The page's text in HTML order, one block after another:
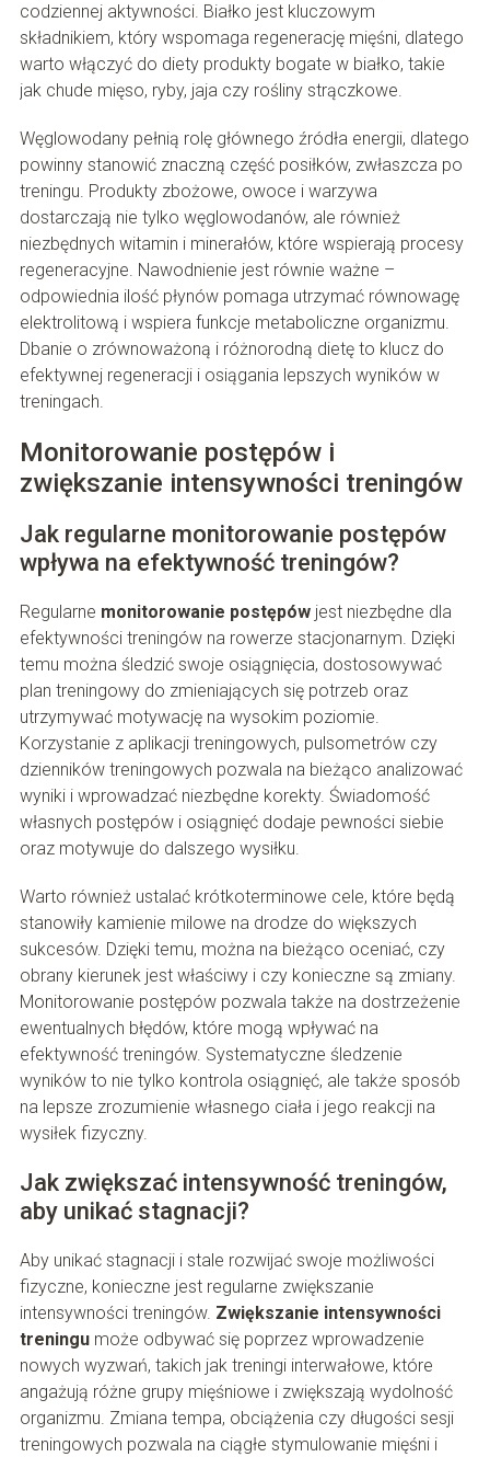
codziennej aktywności. Białko jest kluczowym
składnikiem, który wspomaga regenerację mięśni, dlatego
warto włączyć do diety produkty bogate w białko, takie
jak chude mięso, ryby, jaja czy rośliny strączkowe.
Węglowodany pełnią rolę głównego źródła energii, dlatego
powinny stanowić znaczną część posiłków, zwłaszcza po
treningu. Produkty zbożowe, owoce i warzywa
dostarczają nie tylko węglowodanów, ale również
niezbędnych witamin i minerałów, które wspierają procesy
regeneracyjne. Nawodnienie jest równie ważne –
odpowiednia ilość płynów pomaga utrzymać równowagę
elektrolitową i wspiera funkcje metaboliczne organizmu.
Dbanie o zrównoważoną i różnorodną dietę to klucz do
efektywnej regeneracji i osiągania lepszych wyników w
treningach.
Monitorowanie postępów i
zwiększanie intensywności treningów
Jak regularne monitorowanie postępów
wpływa na efektywność treningów?
Regularne monitorowanie postępówjest niezbędne dla
efektywności treningów na rowerze stacjonarnym. Dzięki
temu można śledzić swoje osiągnięcia, dostosowywać
plan treningowy do zmieniających się potrzeb oraz
utrzymywać motywację na wysokim poziomie.
Korzystanie z aplikacji treningowych, pulsometrów czy
dzienników treningowych pozwala na bieżąco analizować
wyniki i wprowadzać niezbędne korekty. Świadomość
własnych postępów i osiągnięć dodaje pewności siebie
oraz motywuje do dalszego wysiłku.
Warto również ustalać krótkoterminowe cele, które będą
stanowiły kamienie milowe na drodze do większych
sukcesów. Dzięki temu, można na bieżąco oceniać, czy
obrany kierunek jest właściwy i czy konieczne są zmiany.
Monitorowanie postępów pozwala także na dostrzeżenie
ewentualnych błędów, które mogą wpływać na
efektywność treningów. Systematyczne śledzenie
wyników to nie tylko kontrola osiągnięć, ale także sposób
na lepsze zrozumienie własnego ciała i jego reakcji na
wysiłek fizyczny.
Jak zwiększać intensywność treningów,
aby unikać stagnacji?
Aby unikać stagnacji i stale rozwijać swoje możliwości
fizyczne, konieczne jest regularne zwiększanie
intensywności treningów. Zwiększanie intensywności
treningumoże odbywać się poprzez wprowadzenie
nowych wyzwań, takich jak treningi interwałowe, które
angażują różne grupy mięśniowe i zwiększają wydolność
organizmu. Zmiana tempa, obciążenia czy długości sesji
treningowych pozwala na ciągłe stymulowanie mięśni i